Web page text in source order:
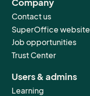
Company
Contact us
SuperOffice website
Job opportunities
Trust Center
Users & admins
Learning